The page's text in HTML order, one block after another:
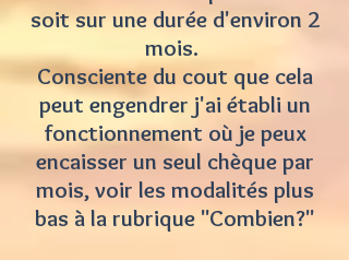
soit sur une durée d'environ 2
mois.
Consciente du cout que cela
peut engendrer j'ai établi un
fonctionnement où je peux
encaisser un seul chèque par
mois, voir les modalités plus
bas à la rubrique "Combien?"